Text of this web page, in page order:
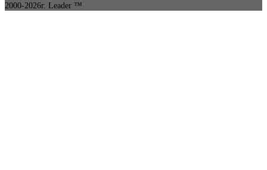
2000-2026г. Leader ™